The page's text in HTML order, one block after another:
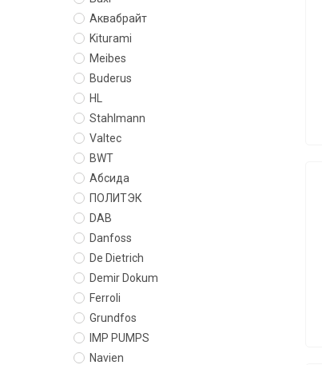
Аквабрайт
Kiturami
Meibes
Buderus
HL
Stahlmann
Valtec
BWT
Абсида
ПОЛИТЭК
DAB
Danfoss
De Dietrich
Demir Dokum
Ferroli
Grundfos
IMP PUMPS
Navien